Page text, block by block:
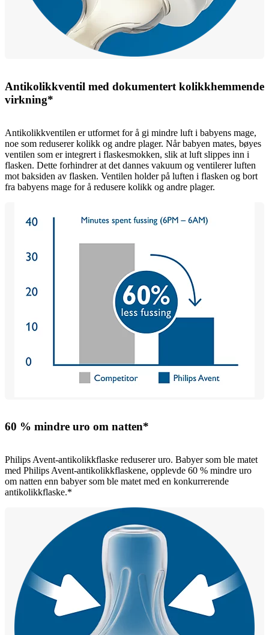
Antikolikkventil med dokumentert kolikkhemmende
virkning*
Antikolikkventilen er utformet for å gi mindre luft i babyens mage,
noe som reduserer kolikk og andre plager. Når babyen mates, bøyes
ventilen som er integrert i flaskesmokken, slik at luft slippes inn i
flasken. Dette forhindrer at det dannes vakuum og ventilerer luften
mot baksiden av flasken. Ventilen holder på luften i flasken og bort
fra babyens mage for å redusere kolikk og andre plager.
60 % mindre uro om natten*
Philips Avent-antikolikkflaske reduserer uro. Babyer som ble matet
med Philips Avent-antikolikkflaskene, opplevde 60 % mindre uro
om natten enn babyer som ble matet med en konkurrerende
antikolikkflaske.*